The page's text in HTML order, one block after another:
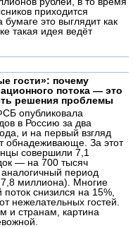
приходится
это выглядит как
такая идея ведёт
гости»: почему
потока — это
решения проблемы
опубликовала
в Россию за два
и на первый взгляд
обнадеживающе. За этот
совершили 7,1
— на 700 тысяч
период
миллиона). Многие
снизился на 15%,
нежелательных гостей.
и странам, картина